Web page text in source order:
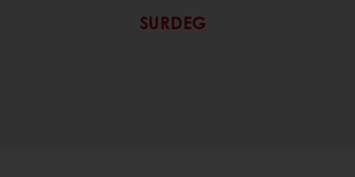
SURDEG